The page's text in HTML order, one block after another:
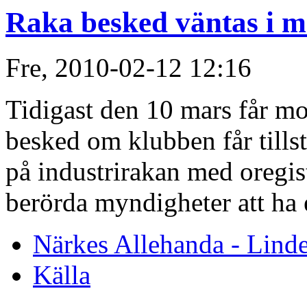
Raka besked väntas i
Fre, 2010-02-12 12:16
Tidigast den 10 mars får
besked om klubben får
på industrirakan med
berörda myndigheter att
Närkes Allehanda -
Källa